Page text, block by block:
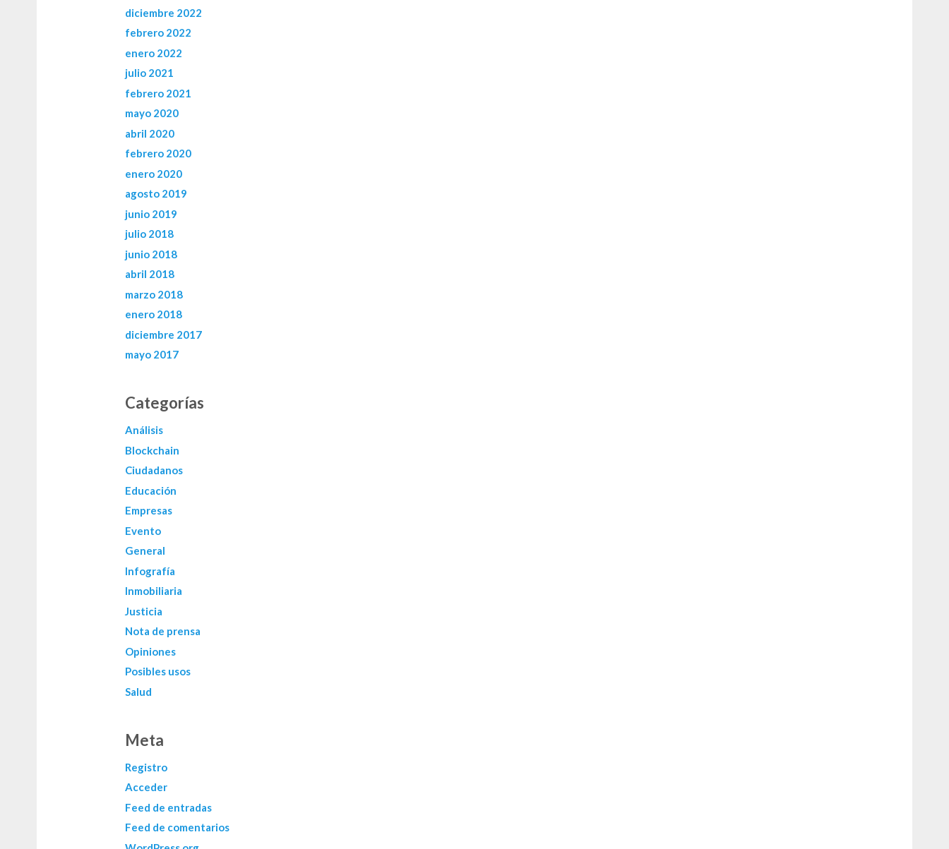
diciembre 2022
febrero 2022
enero 2022
julio 2021
febrero 2021
mayo 2020
abril 2020
febrero 2020
enero 2020
agosto 2019
junio 2019
julio 2018
junio 2018
abril 2018
marzo 2018
enero 2018
diciembre 2017
mayo 2017
Categorías
Análisis
Blockchain
Ciudadanos
Educación
Empresas
Evento
General
Infografía
Inmobiliaria
Justicia
Nota de prensa
Opiniones
Posibles usos
Salud
Meta
Registro
Acceder
Feed de entradas
Feed de comentarios